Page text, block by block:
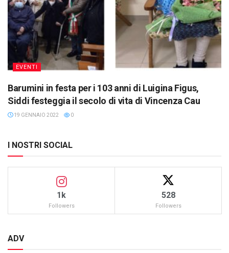
EVENTI
Barumini in festa per i 103 anni di Luigina Figus,
Siddi festeggia il secolo di vita di Vincenza Cau
19 GENNAIO 2022 0
I NOSTRI SOCIAL
1k
Followers
528
Followers
ADV